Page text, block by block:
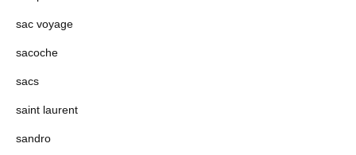
sac voyage
sacoche
sacs
saint laurent
sandro